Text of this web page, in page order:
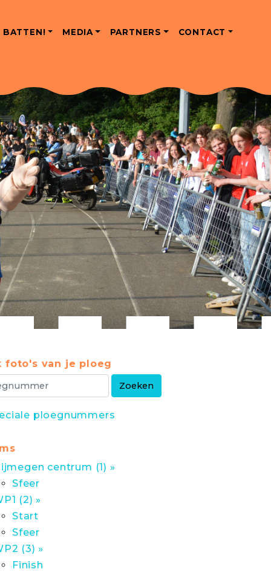
BATTEN! MEDIA PARTNERS CONTACT
foto's van je ploeg
ploegnummers
centrum (1) »
Sfeer
(2) »
Start
Sfeer
(3) »
Finish